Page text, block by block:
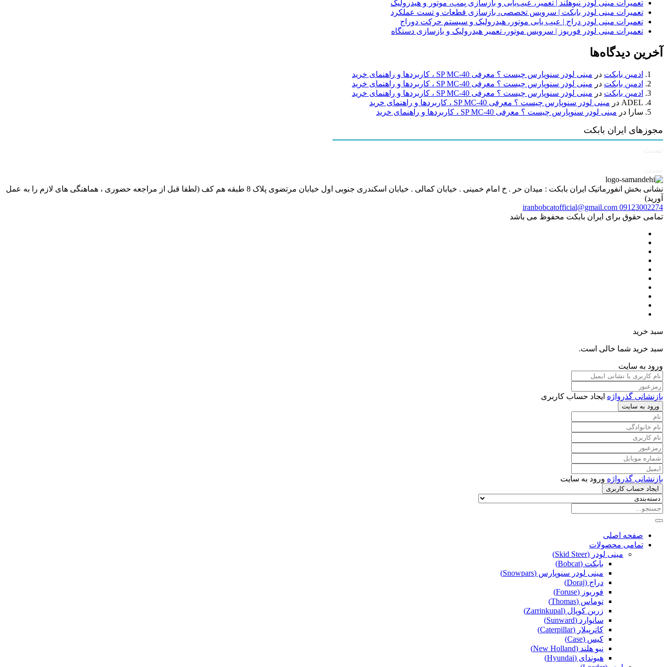
تعمیرات مینی لودر نیوهلند | تعمیر، عیب‌یابی و بازسازی پمپ، موتور و هیدرولیک
تعمیرات مینی لودر بابکت | سرویس تخصصی، بازسازی قطعات و تست عملکرد
تعمیرات مینی لودر دراج | عیب یابی موتور، هیدرولیک و سیستم حرکت دوراج
تعمیرات مینی لودر فوریوز | سرویس موتور، تعمیر هیدرولیک و بازسازی دستگاه
آخرین دیدگاه‌ها
ادمین بابکت در مینی لودر سنوپارس چیست ؟ معرفی SP MC-40 ، کاربردها و راهنمای خرید
ادمین بابکت در مینی لودر سنوپارس چیست ؟ معرفی SP MC-40 ، کاربردها و راهنمای خرید
ادمین بابکت در مینی لودر سنوپارس چیست ؟ معرفی SP MC-40 ، کاربردها و راهنمای خرید
ADEL در مینی لودر سنوپارس چیست ؟ معرفی SP MC-40 ، کاربردها و راهنمای خرید
سارا
در مینی لودر سنوپارس چیست ؟ معرفی SP MC-40 ، کاربردها و راهنمای خرید
مجوزهای ایران بابکت
نشانی بخش انفورماتیک ایران بابکت : میدان حر . خ امام خمینی . خیابان کمالی . خیابان اسکندری جنوبی اول خیابان مرتضوی پلاک 8 طبقه هم کف (لطفا قبل از مراجعه حضوری ، هماهنگی های لازم را به عمل
آورید)
09123002274
iranbobcatofficial@gmail.com
تمامی حقوق برای ایران بابکت محفوظ می باشد
سبد خرید
سبد خرید شما خالی است.
ورود به سایت
بازنشانی گذرواژه ایجاد حساب کاربری
ورود به سایت
بازنشانی گذرواژه ورود به سایت
ایجاد حساب کاربری
صفحه اصلی
تمامی محصولات
مینی لودر (Skid Steer)
بابکت (Bobcat)
مینی لودر سنوپارس (Snowpars)
دراج (Doraj)
فوریوز (Foruse)
توماس (Thomas)
زرین کوپال (Zarrinkupal)
سانوارد (Sunward)
کاترپیلار (Caterpillar)
کیس (Case)
نیو هلند (New Holland)
هیوندای (Hyundai)